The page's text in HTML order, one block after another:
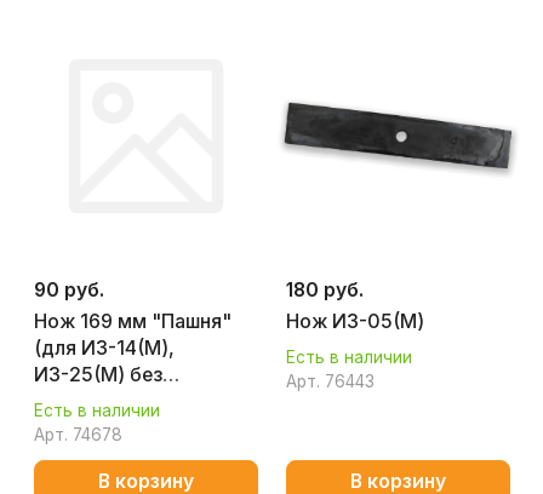
90 руб.
Нож 169 мм "Пашня"
(для ИЗ-14(М),
ИЗ-25(М) без
термообработки)
Есть в наличии
Арт. 74678
В корзину
180 руб.
Нож ИЗ-05(М)
Есть в наличии
Арт. 76443
В корзину